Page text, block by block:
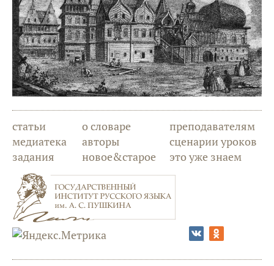
статьи
медиатека
задания
о словаре
авторы
новое&старое
преподавателям
сценарии уроков
это уже знаем